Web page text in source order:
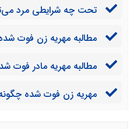
تحت چه شرایطی مرد
امکان پذیر است یا خیر؟
مطالبه مهریه زن فوت
سپس فوت کند، ورثه او
مطالبه مهریه مادر فوت
می‌توانند مهریه مادرشان را
مهریه زن فوت شده